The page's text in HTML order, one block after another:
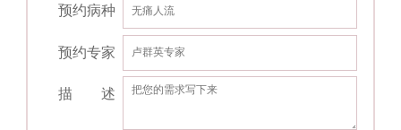
预约病种
预约专家
描 述